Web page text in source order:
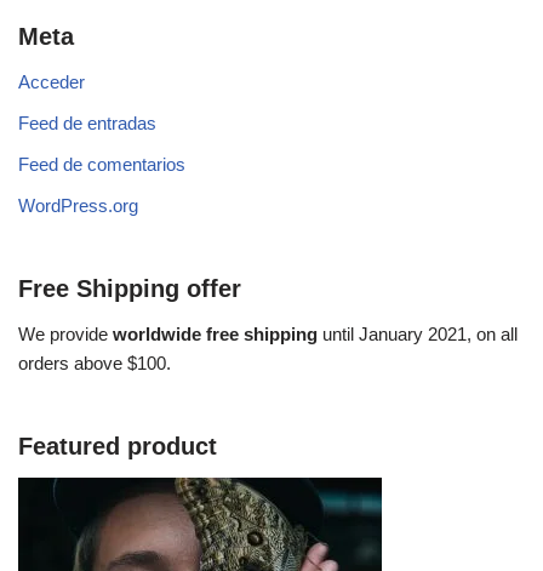
Meta
Acceder
Feed de entradas
Feed de comentarios
WordPress.org
Free Shipping offer
We provide worldwide free shipping until January 2021, on all
orders above $100.
Featured product